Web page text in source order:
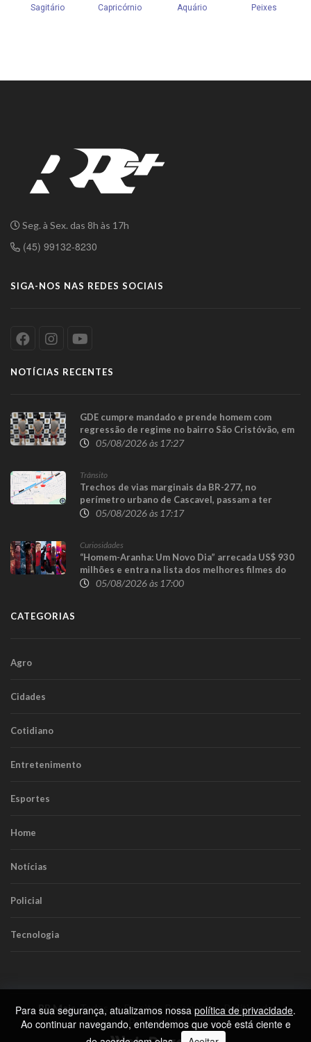
Seg. à Sex. das 8h às 17h
(45) 99132-8230
SIGA-NOS NAS REDES SOCIAIS
NOTÍCIAS RECENTES
GDE cumpre mandado e prende homem com
regressão de regime no bairro São Cristóvão, em
Cascavel
05/08/2026 às 17:27
Trânsito
Trechos de vias marginais da BR-277, no
perímetro urbano de Cascavel, passam a ter
sentido único para execução das obras da
05/08/2026 às 17:17
Curiosidades
“Homem-Aranha: Um Novo Dia” arrecada US$ 930
milhões e entra na lista dos melhores filmes do
herói05/08/2026 às 17:00
CATEGORIAS
Agro
Cidades
Cotidiano
Entretenimento
Esportes
Home
Notícias
Policial
Tecnologia
RR Mais. Todos os Direitos Reservados.Política de
Privacidade
Para sua segurança, atualizamos nossa política de privacidade.
Ao continuar navegando, entendemos que você está ciente e